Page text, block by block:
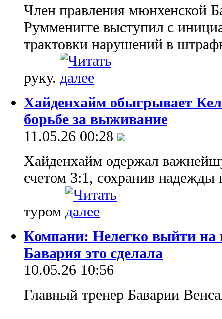
Член правления мюнхенской
Румменигге выступил с
трактовки нарушений в
руку.
Хайденхайм обыгрывает
борьбе за выживание
11.05.26 00:28
Хайденхайм одержал
счетом 3:1, сохранив
туром
Компани: Нелегко выйти на
Бавария это сделала
10.05.26 10:56
Главный тренер Баварии